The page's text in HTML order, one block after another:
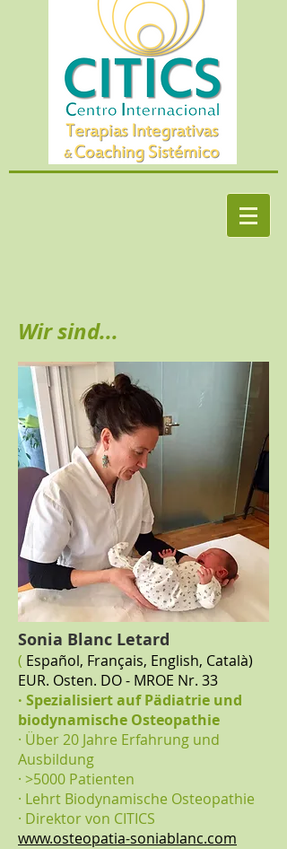
Wir sind...
Sonia Blanc Letard
( Español, Français, English, Català)
EUR. Osten. DO - MROE Nr. 33
· Spezialisiert auf Pädiatrie und
biodynamische Osteopathie
· Über 20 Jahre Erfahrung und
Ausbildung
· >5000 Patienten
· Lehrt Biodynamische Osteopathie
· Direktor von CITICS
www.osteopatia-soniablanc.com